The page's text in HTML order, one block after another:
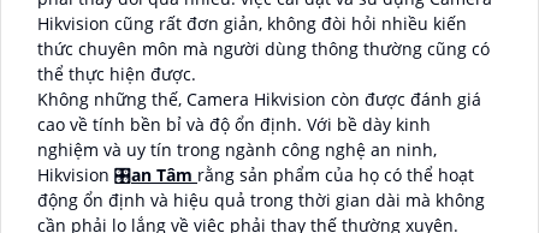
Hikvision cũng rất đơn giản, không đòi hỏi nhiều kiến
thức chuyên môn mà người dùng thông thường cũng có
thể thực hiện được.
Không những thế, Camera Hikvision còn được đánh giá
cao về tính bền bỉ và độ ổn định. Với bề dày kinh
nghiệm và uy tín trong ngành công nghệ an ninh,
Hikvision 🎛an Tâm rằng sản phẩm của họ có thể hoạt
động ổn định và hiệu quả trong thời gian dài mà không
cần phải lo lắng về việc phải thay thế thường xuyên.